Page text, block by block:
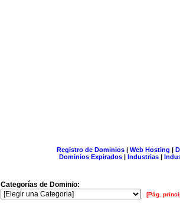
Registro de Dominios| Web Hosting |
Dominios Expirados | Industrias |
Categorías de Dominio:
[Pág.